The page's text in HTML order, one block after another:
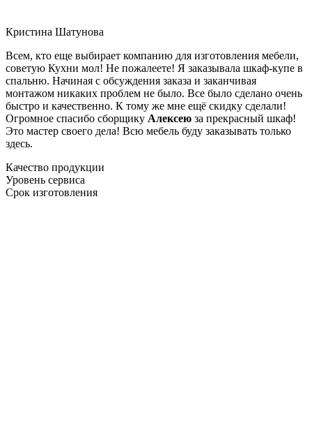
Кристина Шатунова
Всем, кто еще выбирает компанию для изготовления мебели,
советую Кухни мол! Не пожалеете! Я заказывала шкаф-купе в
спальню. Начиная с обсуждения заказа и заканчивая
монтажом никаких проблем не было. Все было сделано очень
быстро и качественно. К тому же мне ещё скидку сделали!
Огромное спасибо сборщику Алексею за прекрасный шкаф!
Это мастер своего дела! Всю мебель буду заказывать только
здесь.
Качество продукции
Уровень сервиса
Срок изготовления